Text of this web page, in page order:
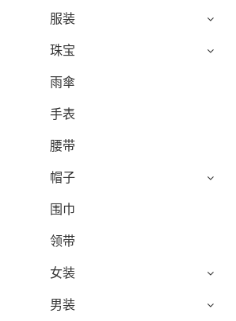
服装
珠宝
雨傘
手表
腰带
帽子
围巾
领带
女装
男装